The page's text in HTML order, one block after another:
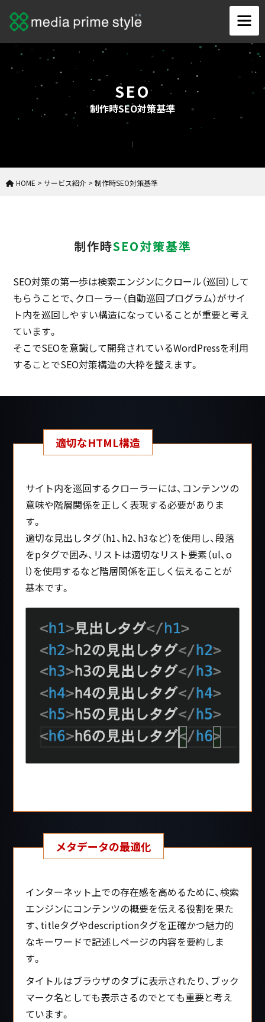
SEO
制作時SEO対策基準
HOME > サービス紹介 > 制作時SEO対策基準
制作時SEO対策基準
SEO対策の第一歩は検索エンジンにクロール（巡回）して
もらうことで、クローラー（自動巡回プログラム）がサイ
ト内を巡回しやすい構造になっていることが重要と考え
ています。
そこでSEOを意識して開発されているWordPressを利用
することでSEO対策構造の大枠を整えます。
適切なHTML構造
サイト内を巡回するクローラーには、コンテンツの
意味や階層関係を正しく表現する必要がありま
す。
適切な見出しタグ（h1、h2、h3など）を使用し、段落
をpタグで囲み、リストは適切なリスト要素（ul、o
l）を使用するなど階層関係を正しく伝えることが
基本です。
メタデータの最適化
インターネット上での存在感を高めるために、検索
エンジンにコンテンツの概要を伝える役割を果た
す、titleタグやdescriptionタグを正確かつ魅力的
なキーワードで記述しページの内容を要約しま
す。
タイトルはブラウザのタブに表示されたり、ブック
マーク名としても表示さるのでとても重要と考え
ています。